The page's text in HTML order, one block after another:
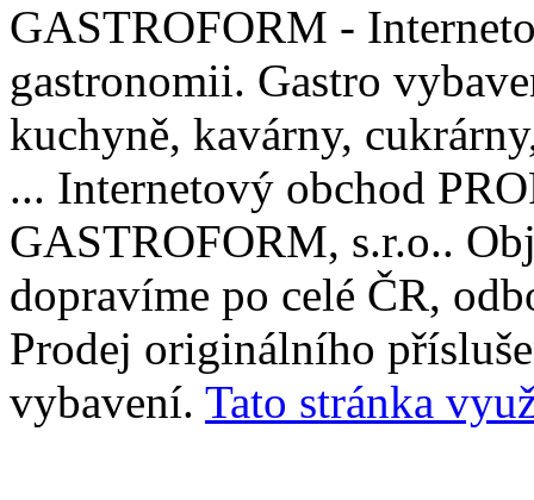
GASTROFORM -
gastronomii. Gastro
kuchyně, kavárny,
... Internetový obchod
GASTROFORM, s.r.o..
dopravíme po celé ČR,
Prodej originálního
vybavení. Tato stránka